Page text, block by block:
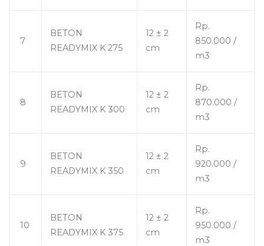
7
BETON
READYMIX K 275
12 ± 2
cm
Rp.
850.000 /
m3
8
BETON
READYMIX K 300
12 ± 2
cm
Rp.
870.000 /
m3
9
BETON
READYMIX K 350
12 ± 2
cm
Rp.
920.000 /
m3
10
BETON
READYMIX K 375
12 ± 2
cm
Rp.
950.000 /
m3